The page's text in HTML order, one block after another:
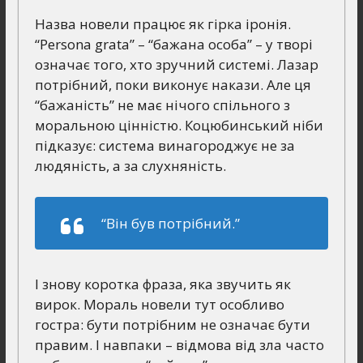
Назва новели працює як гірка іронія.
“Persona grata” – “бажана особа” – у творі
означає того, хто зручний системі. Лазар
потрібний, поки виконує накази. Але ця
“бажаність” не має нічого спільного з
моральною цінністю. Коцюбинський ніби
підказує: система винагороджує не за
людяність, а за слухняність.
“Він був потрібний.”
І знову коротка фраза, яка звучить як
вирок. Мораль новели тут особливо
гостра: бути потрібним не означає бути
правим. І навпаки – відмова від зла часто